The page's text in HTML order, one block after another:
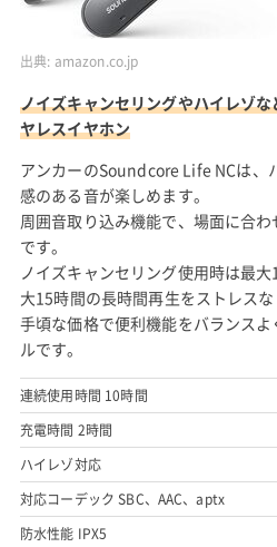
出典: amazon.co.jp
ノイズキャンセリングやハイレゾ
ヤレスイヤホン
アンカーのSoundcore Life NCは、
感のある音が楽しめます。
周囲音取り込み機能で、場面に合
です。
ノイズキャンセリング使用時は最
大15時間の長時間再生をストレスな
手頃な価格で便利機能をバランス
ルです。
連続使用時間 10時間
充電時間 2時間
ハイレゾ対応
対応コーデック SBC、AAC、aptx
防水性能 IPX5